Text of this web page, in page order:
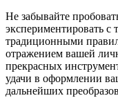
Не забывайте
экспериментировать с
традиционными
отражением вашей
прекрасных
удачи в оформлении
дальнейших